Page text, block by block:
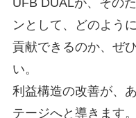
UFB DUALが、その
ンとして、どのように
貢献できるのか、ぜ
い。
利益構造の改善が、
テージへと導きます。